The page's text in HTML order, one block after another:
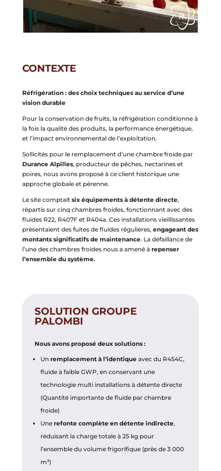
CONTEXTE
Réfrigération : des choix techniques au service d’une
vision durable
Pour la conservation de fruits, la réfrigération conditionne à
la fois la qualité des produits, la performance énergétique,
et l’impact environnemental de l’exploitation.
Sollicités pour le remplacement d’une chambre froide par
Durance Alpilles, producteur de pêches, nectarines et
poires, nous avons proposé à ce client historique une
approche globale et pérenne.
Le site comptait six équipements à détente directe,
répartis sur cinq chambres froides, fonctionnant avec des
fluides R22, R407F et R404a. Ces installations vieillissantes
présentaient des fuites de fluides régulières, engageant des
montants significatifs de maintenance. La défaillance de
l’une des chambres froides nous a amené à repenser
l’ensemble du système.
SOLUTION GROUPE
PALOMBI
Nous avons proposé deux solutions :
Un remplacement à l’identiqueavec du R454C,
fluide à faible GWP, en conservant une
technologie multi installations à détente directe
(Quantité importante de fluide par chambre
froide)
Une refonte complète en détente indirecte,
réduisant la charge totale à 25 kg pour
l’ensemble du volume frigorifique (près de 3 000
m³)